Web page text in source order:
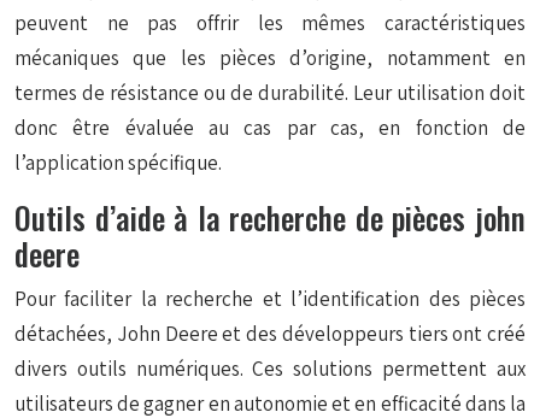
peuvent ne pas offrir les mêmes caractéristiques
mécaniques que les pièces d’origine, notamment en
termes de résistance ou de durabilité. Leur utilisation doit
donc être évaluée au cas par cas, en fonction de
l’application spécifique.
Outils d’aide à la recherche de pièces john
deere
Pour faciliter la recherche et l’identification des pièces
détachées, John Deere et des développeurs tiers ont créé
divers outils numériques. Ces solutions permettent aux
utilisateurs de gagner en autonomie et en efficacité dans la